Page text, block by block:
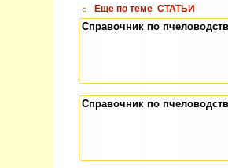
Еще по теме СТАТЬИ
Справочник по
Справочник по